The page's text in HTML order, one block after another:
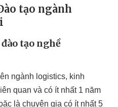
tạo ngành
tạo nghề
ngành logistics, kinh
quan và có ít nhất 1 năm
là chuyên gia có ít nhất 5